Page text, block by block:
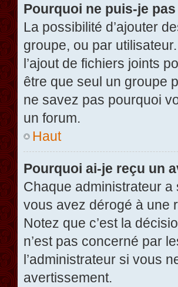
Pourquoi ne puis-je
La possibilité d’ajouter
groupe, ou par
l’ajout de fichiers joints
être que seul un groupe
ne savez pas pourquoi
un forum.
Haut
Pourquoi ai-je reçu un
Chaque administrateur
vous avez dérogé à une
Notez que c’est la
n’est pas concerné par
l’administrateur si vous
avertissement.